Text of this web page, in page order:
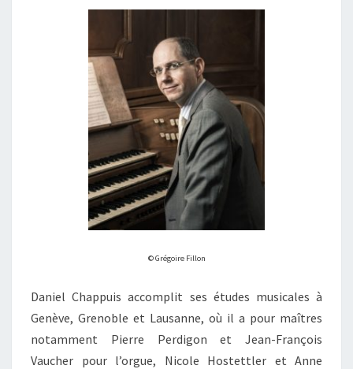
© Grégoire Fillon
Daniel Chappuis accomplit ses études musicales à
Genève, Grenoble et Lausanne, où il a pour maîtres
notamment Pierre Perdigon et Jean-François
Vaucher pour l’orgue, Nicole Hostettler et Anne